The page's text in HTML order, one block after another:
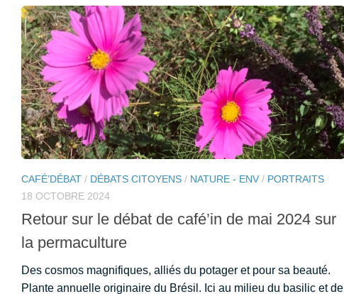
CAFÉ’DÉBAT / DÉBATS CITOYENS / NATURE - ENV / PORTRAITS
18 OCTOBRE 2024
Retour sur le débat de café’in de mai 2024 sur
la permaculture
Des cosmos magnifiques, alliés du potager et pour sa beauté.
Plante annuelle originaire du Brésil. Ici au milieu du basilic et de